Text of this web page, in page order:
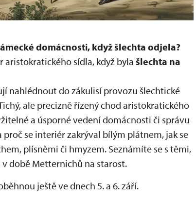
domácnosti, když šlechta odjela?
sídla, když byla šlechta na
nahlédnout do zákulisí provozu šlechtické
ale precizně řízený chod aristokratického
a úsporné vedení domácnosti či správu
se interiér zakrýval bílým plátnem, jak se
plísněmi či hmyzem. Seznámíte se s těmi,
době Metternichů na starost.
ještě ve dnech 5. a 6. září.